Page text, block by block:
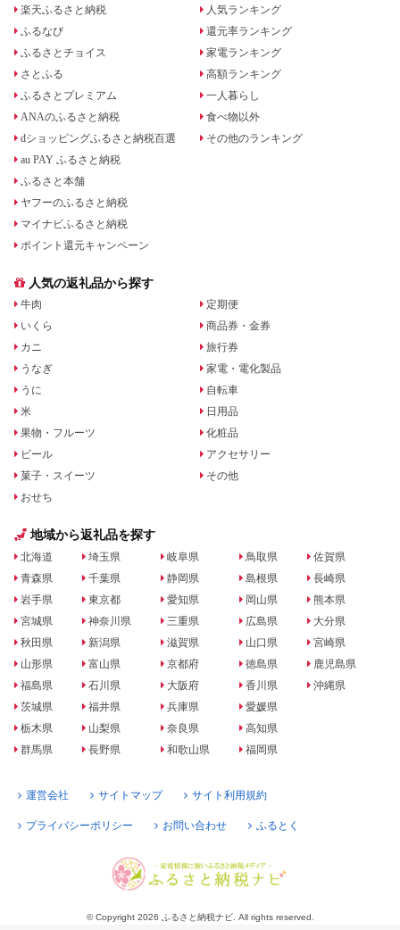
楽天ふるさと納税
ふるなび
ふるさとチョイス
さとふる
ふるさとプレミアム
ANAのふるさと納税
dショッピングふるさと納税百選
au PAY ふるさと納税
ふるさと本舗
ヤフーのふるさと納税
マイナビふるさと納税
ポイント還元キャンペーン
人気ランキング
還元率ランキング
家電ランキング
高額ランキング
一人暮らし
食べ物以外
その他のランキング
人気の返礼品から探す
牛肉
いくら
カニ
うなぎ
うに
米
果物・フルーツ
ビール
菓子・スイーツ
おせち
定期便
商品券・金券
旅行券
家電・電化製品
自転車
日用品
化粧品
アクセサリー
その他
地域から返礼品を探す
北海道
青森県
岩手県
宮城県
秋田県
山形県
福島県
茨城県
栃木県
群馬県
埼玉県
千葉県
東京都
神奈川県
新潟県
富山県
石川県
福井県
山梨県
長野県
岐阜県
静岡県
愛知県
三重県
滋賀県
京都府
大阪府
兵庫県
奈良県
和歌山県
鳥取県
島根県
岡山県
広島県
山口県
徳島県
香川県
愛媛県
高知県
福岡県
佐賀県
長崎県
熊本県
大分県
宮崎県
鹿児島県
沖縄県
運営会社 サイトマップ サイト利用規約
プライバシーポリシー お問い合わせ ふるとく
© Copyright 2026 ふるさと納税ナビ. All rights reserved.